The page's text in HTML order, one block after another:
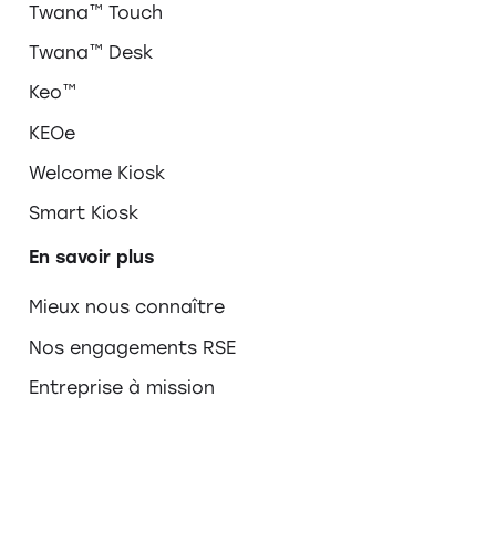
Twana™ Touch
Twana™ Desk
Keo™
KEOe
Welcome Kiosk
Smart Kiosk
En savoir plus
Mieux nous connaître
Nos engagements RSE
Entreprise à mission